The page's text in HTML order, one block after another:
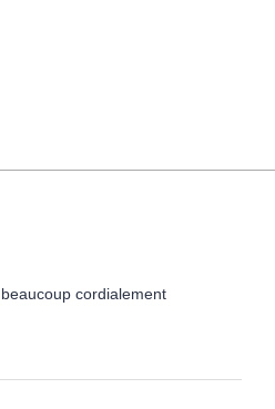
cordialement